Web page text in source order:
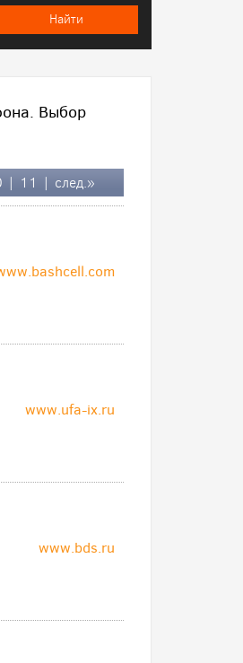
Выбор
| 11 | след.»
www.ufa-ix.ru
www.bds.ru